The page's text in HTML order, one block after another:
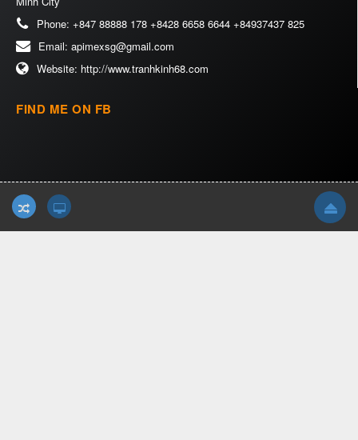
Phone: +847 88888 178 +8428 6658 6644 +84937437 825
Email: apimexsg@gmail.com
Website: http://www.tranhkinh68.com
FIND ME ON FB